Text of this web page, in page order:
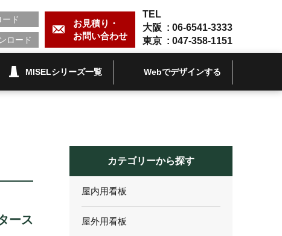
TEL
大阪 : 06-6541-3333
東京 : 047-358-1151
お見積り・
お問い合わせ
ド
ロード
MISELシリーズ一覧 Webでデザインする
ース
カテゴリーから探す
屋内用看板
屋外用看板